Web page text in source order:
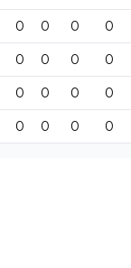
0 0 0 0
0 0 0 0
0 0 0 0
0 0 0 0